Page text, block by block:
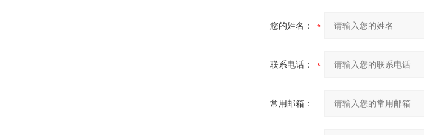
您的姓名：
联系电话：
常用邮箱：